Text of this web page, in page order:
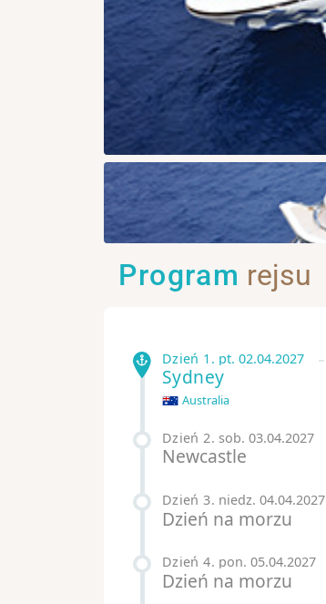
Program rejsu
Dzień 1 . pt. 02.04.2027
Sydney
Australia
Dzień 2. sob. 03.04.2027
Newcastle
Dzień 3. niedz. 04.04.2027
Dzień na morzu
Dzień 4. pon. 05.04.2027
Dzień na morzu